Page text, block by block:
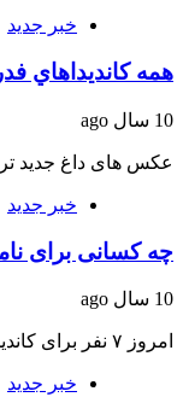
خبر جدید
همه كانديداهاي
10 سال ago
عکس های داغ جدید
خبر جدید
چه کسانی برای
10 سال ago
امروز ۷ نفر برای کاندیداتوری ریاست فدراسیون فوتبال با حضور در محل فدراسیون فوتبال فرم…
خبر جدید